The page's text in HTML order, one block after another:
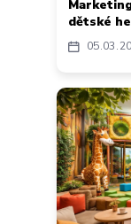
05 03
dětské